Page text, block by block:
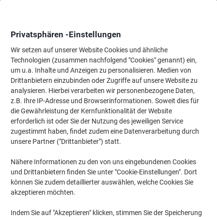
Startseite Meetings & Präsentation Meetings & Präsentation
Whiteboards & Zubehör (674)
Whiteboards › Whiteboards Zubehör ›
Filtern nach
Wählen Sie die Unterkategorie
Privatsphären -Einstellungen
Wir setzen auf unserer Website Cookies und ähnliche
Technologien (zusammen nachfolgend "Cookies" genannt) ein,
um u.a. Inhalte und Anzeigen zu personalisieren. Medien von
Drittanbietern einzubinden oder Zugriffe auf unsere Website zu
analysieren. Hierbei verarbeiten wir personenbezogene Daten,
z.B. Ihre IP-Adresse und Browserinformationen. Soweit dies für
die Gewährleistung der Kernfunktionalität der Website
erforderlich ist oder Sie der Nutzung des jeweiligen Service
zugestimmt haben, findet zudem eine Datenverarbeitung durch
unsere Partner ("Drittanbieter") statt.
Nähere Informationen zu den von uns eingebundenen Cookies
und Drittanbietern finden Sie unter "Cookie-Einstellungen". Dort
können Sie zudem detaillierter auswählen, welche Cookies Sie
akzeptieren möchten.
Indem Sie auf "Akzeptieren" klicken, stimmen Sie der Speicherung